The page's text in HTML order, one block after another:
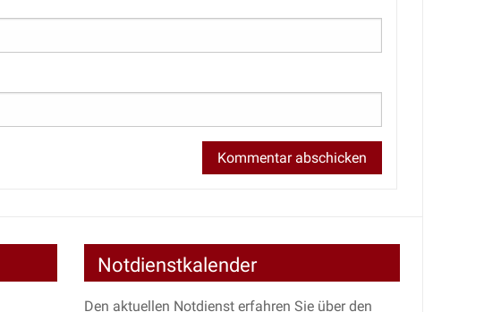
Notdienstkalender
Den aktuellen Notdienst erfahren Sie über den